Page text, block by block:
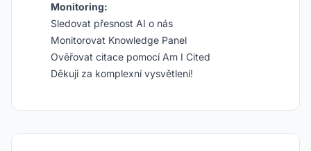
Monitoring:
Sledovat přesnost AI o nás
Monitorovat Knowledge Panel
Ověřovat citace pomocí Am I Cited
Děkuji za komplexní vysvětlení!